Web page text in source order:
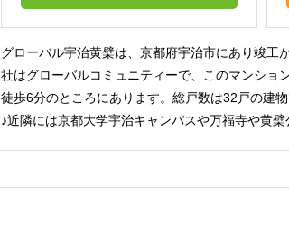
グローバル宇治黄檗は、京都府宇治市にあり竣工
社はグローバルコミュニティーで、このマンショ
徒歩6分のところにあります。総戸数は32戸の建
♪近隣には京都大学宇治キャンパスや万福寺や黄檗